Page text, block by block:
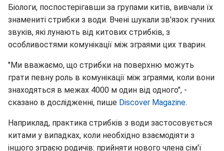
Біологи, поспостерігавши за групами китів, вивчали їх
знамениті стрибки з води. Вчені шукали зв'язок гучних
звуків, які лунають від китових стрибків, з
особливостями комунікації між зграями цих тварин.
"Ми вважаємо, що стрибки на поверхню можуть
грати певну роль в комунікації між зграями, коли вони
знаходяться в межах 4000 м один від одного", -
сказано в дослідженні, пише Discover Magazine.
Наприклад, практика стрибків з води застосовується
китами у випадках, коли необхідно взаємодіяти з
іншого зграєю родичів: прийняти нового члена сім'ї